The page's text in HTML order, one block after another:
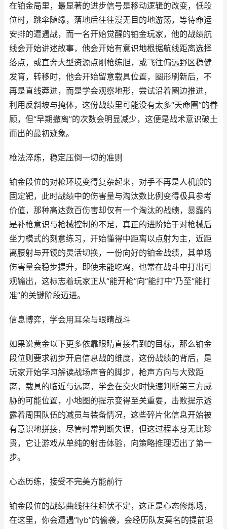
在铂金局里，最显著的进步信号是移动逻辑的改变，低段
位时，跳伞随缘，落地后往往漫无目的地游荡，等待命运
安排的遭遇战，而一名开始觉醒的铂金玩家，他的战绩航
线会开始讲述故事，他会开始有意识地根据航线距离选择
落点，或直奔大型资源点刚枪练胆，或飞往偏远野区稳健
发育，转移时，他会开始留意载具位置，圈形刷新后，不
再是直线莽进，而是学会观察地形，尝试沿着圈边推进，
利用反斜坡与掩体，这份战绩里可能没有太多“天命圈”的眷
顾，但“早期撤离”的次数会明显减少，这便是战术意识破土
而出的最初迹象。
枪法淬炼，稳定压倒一切的准则
铂金段位的对枪环境变得复杂起来，对手不再是人机般的
固定靶，此时战绩中的伤害量与淘汰数比例变得极具参考
价值，那种高达数百伤害却仅有一个淘汰的战绩，暴露的
是补枪意识与枪械控制的不足，真正的进阶始于对枪械后
坐力模式的刻意练习，开始懂得中距离以点射为主，近距
离腰射与开镜的灵活切换，一份向好的铂金战绩，其单场
伤害量会稳步提升，即使未能吃鸡，也常在战斗中打出可
观输出，这标志着玩家正从“能开枪”向“能打中”乃至“能打
准”的关键阶段迈进。
信息博弈，学会用耳朵与眼睛战斗
如果说黄金以下更多依靠眼睛直接看到的目标，那么铂金
段位则要求初步开启信息战的维度，这份战绩的背后，是
玩家开始学习解读战场声音的脚步，枪声方向与大致距
离，载具的临近与远离，学会在交火时快速判断第三方威
胁的可能位置，小地图的提示变得至关重要，击败提示透
露着周围队伍的减员与装备情况，这些碎片化信息开始被
有意识地拼接，尽管时常判断失误，但这过程本身无比珍
贵，它让游戏从单纯的射击体验，向策略推理迈出了第一
步。
心态历练，接受不完美方能前行
铂金段位的战绩曲线往往起伏不定，这正是心态修炼场，
在这里，你会遭遇“lyb”的偷袭，会经历队友莫名的提前退